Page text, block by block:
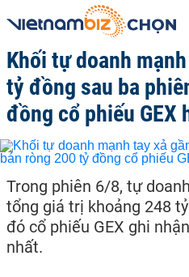
Khối tự doanh
tỷ đồng sau ba
đồng cổ phiếu GEX
Trong phiên 6/8, tự
tổng giá trị khoảng 248
đó cổ phiếu GEX ghi
nhất.